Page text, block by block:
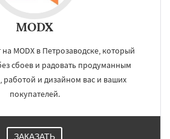
MODX
MODX в Петрозаводске, который
сбоев и радовать продуманным
и дизайном вас и ваших
покупателей.
ЗАКАЗАТЬ